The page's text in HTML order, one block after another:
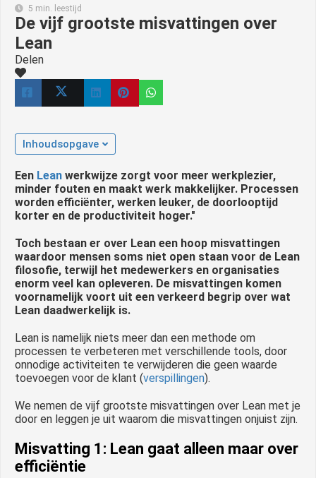
5 min. leestijd
De vijf grootste misvattingen over
Lean
Delen
Inhoudsopgave
Een Lean werkwijze zorgt voor meer werkplezier,
minder fouten en maakt werk makkelijker. Processen
worden efficiënter, werken leuker, de doorlooptijd
korter en de productiviteit hoger."
Toch bestaan er over Lean een hoop misvattingen
waardoor mensen soms niet open staan voor de Lean
filosofie, terwijl het medewerkers en organisaties
enorm veel kan opleveren. De misvattingen komen
voornamelijk voort uit een verkeerd begrip over wat
Lean daadwerkelijk is.
Lean is namelijk niets meer dan een methode om
processen te verbeteren met verschillende tools, door
onnodige activiteiten te verwijderen die geen waarde
toevoegen voor de klant (verspillingen).
We nemen de vijf grootste misvattingen over Lean met je
door en leggen je uit waarom die misvattingen onjuist zijn.
Misvatting 1: Lean gaat alleen maar over
efficiëntie
op
gebruikt
te
Hierdoor
van